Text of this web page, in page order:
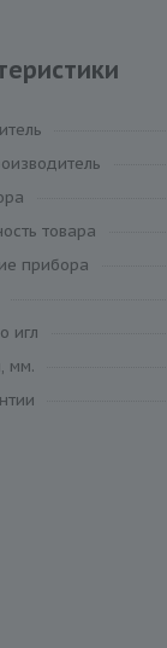
товара
прибора
игл
мм.